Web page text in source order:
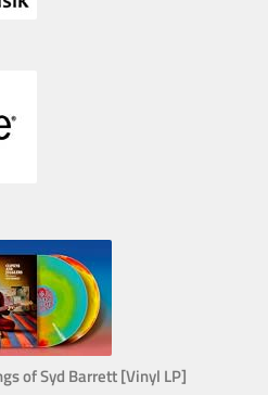
of Syd Barrett [Vinyl LP]